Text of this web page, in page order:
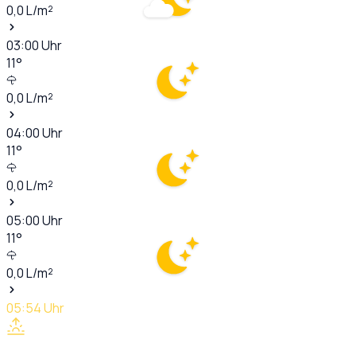
0,0L/m²
03:00Uhr
11°
0,0L/m²
04:00Uhr
11°
0,0L/m²
05:00Uhr
11°
0,0L/m²
05:54Uhr